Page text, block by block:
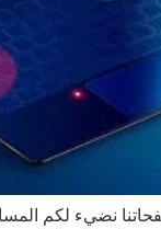
نضيء لكم